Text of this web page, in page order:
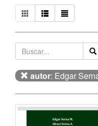
autor: Edgar